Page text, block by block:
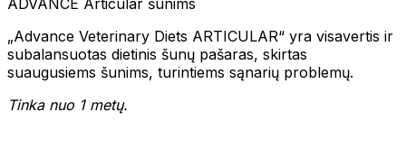
„Advance Veterinary Diets ARTICULAR“ yra visavertis ir
subalansuotas dietinis šunų pašaras, skirtas
suaugusiems šunims, turintiems sąnarių problemų.
Tinka nuo 1 metų.